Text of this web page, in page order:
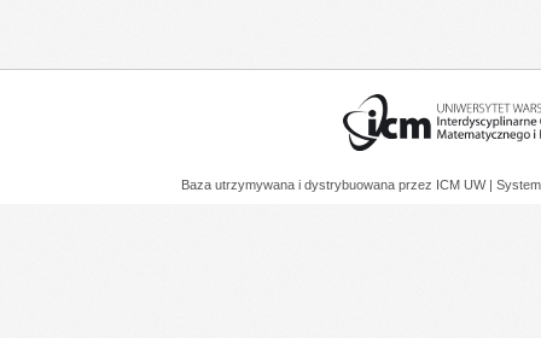
Baza utrzymywana i dystrybuowana przez ICM UW |